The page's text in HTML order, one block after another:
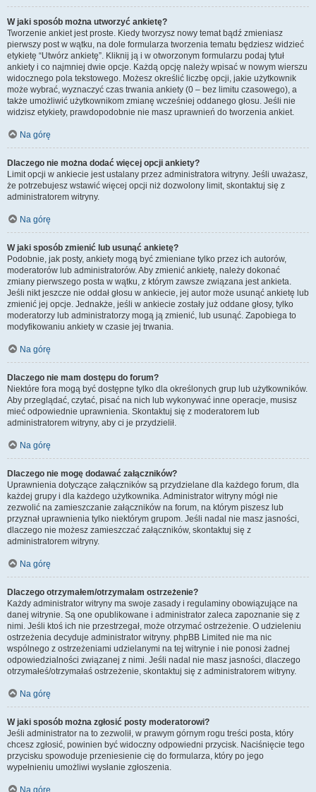
W jaki sposób można utworzyć ankietę?
Tworzenie ankiet jest proste. Kiedy tworzysz nowy temat bądź zmieniasz
pierwszy post w wątku, na dole formularza tworzenia tematu będziesz widzieć
etykietę “Utwórz ankietę”. Kliknij ją i w otworzonym formularzu podaj tytuł
ankiety i co najmniej dwie opcje. Każdą opcję należy wpisać w nowym wierszu
widocznego pola tekstowego. Możesz określić liczbę opcji, jakie użytkownik
może wybrać, wyznaczyć czas trwania ankiety (0 – bez limitu czasowego), a
także umożliwić użytkownikom zmianę wcześniej oddanego głosu. Jeśli nie
widzisz etykiety, prawdopodobnie nie masz uprawnień do tworzenia ankiet.
Na górę
Dlaczego nie można dodać więcej opcji ankiety?
Limit opcji w ankiecie jest ustalany przez administratora witryny. Jeśli uważasz,
że potrzebujesz wstawić więcej opcji niż dozwolony limit, skontaktuj się z
administratorem witryny.
Na górę
W jaki sposób zmienić lub usunąć ankietę?
Podobnie, jak posty, ankiety mogą być zmieniane tylko przez ich autorów,
moderatorów lub administratorów. Aby zmienić ankietę, należy dokonać
zmiany pierwszego posta w wątku, z którym zawsze związana jest ankieta.
Jeśli nikt jeszcze nie oddał głosu w ankiecie, jej autor może usunąć ankietę lub
zmienić jej opcje. Jednakże, jeśli w ankiecie zostały już oddane głosy, tylko
moderatorzy lub administratorzy mogą ją zmienić, lub usunąć. Zapobiega to
modyfikowaniu ankiety w czasie jej trwania.
Na górę
Dlaczego nie mam dostępu do forum?
Niektóre fora mogą być dostępne tylko dla określonych grup lub użytkowników.
Aby przeglądać, czytać, pisać na nich lub wykonywać inne operacje, musisz
mieć odpowiednie uprawnienia. Skontaktuj się z moderatorem lub
administratorem witryny, aby ci je przydzielił.
Na górę
Dlaczego nie mogę dodawać załączników?
Uprawnienia dotyczące załączników są przydzielane dla każdego forum, dla
każdej grupy i dla każdego użytkownika. Administrator witryny mógł nie
zezwolić na zamieszczanie załączników na forum, na którym piszesz lub
przyznał uprawnienia tylko niektórym grupom. Jeśli nadal nie masz jasności,
dlaczego nie możesz zamieszczać załączników, skontaktuj się z
administratorem witryny.
Na górę
Dlaczego otrzymałem/otrzymałam ostrzeżenie?
Każdy administrator witryny ma swoje zasady i regulaminy obowiązujące na
danej witrynie. Są one opublikowane i administrator zaleca zapoznanie się z
nimi. Jeśli ktoś ich nie przestrzegał, może otrzymać ostrzeżenie. O udzieleniu
ostrzeżenia decyduje administrator witryny. phpBB Limited nie ma nic
wspólnego z ostrzeżeniami udzielanymi na tej witrynie i nie ponosi żadnej
odpowiedzialności związanej z nimi. Jeśli nadal nie masz jasności, dlaczego
otrzymałeś/otrzymałaś ostrzeżenie, skontaktuj się z administratorem witryny.
Na górę
W jaki sposób można zgłosić posty moderatorowi?
Jeśli administrator na to zezwolił, w prawym górnym rogu treści posta, który
chcesz zgłosić, powinien być widoczny odpowiedni przycisk. Naciśnięcie tego
przycisku spowoduje przeniesienie cię do formularza, który po jego
wypełnieniu umożliwi wysłanie zgłoszenia.
Na górę